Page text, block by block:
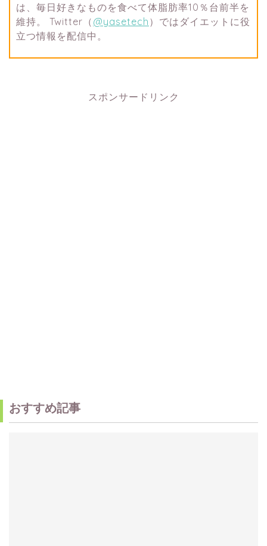
は、毎日好きなものを食べて体脂肪率10％台前半を
維持。 Twitter（ @yasetech ）ではダイエットに役
立つ情報を配信中。
スポンサードリンク
おすすめ記事